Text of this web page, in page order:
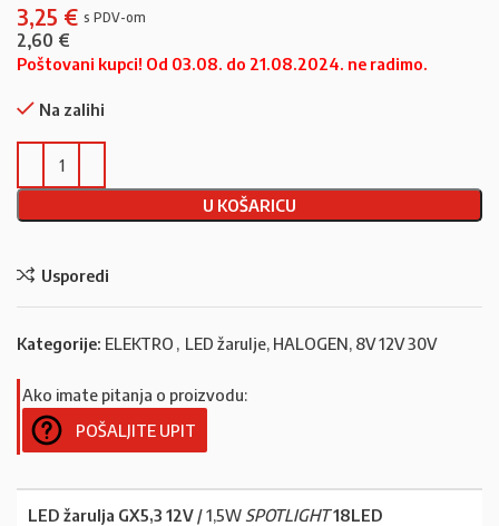
3,25 €
2,60 €
Poštovani kupci! Od 03.08. do 21.08.2024. ne radimo.
Na zalihi
U KOŠARICU
Usporedi
Kategorije: ELEKTRO , LED žarulje, HALOGEN, 8V 12V 30V
Ako imate pitanja o proizvodu:
POŠALJITE UPIT
LED žarulja GX5,3 12V / 1,5W SPOTLIGHT18LED